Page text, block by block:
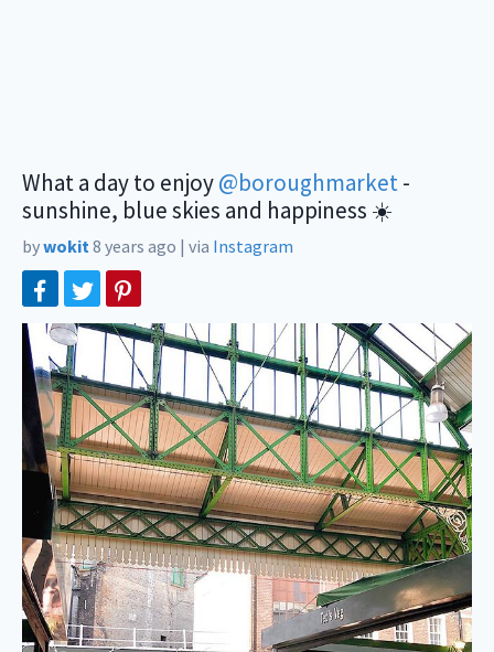
What a day to enjoy@boroughmarket-
sunshine, blue skies and happiness ☀️
bywokit8 years ago | via Instagram